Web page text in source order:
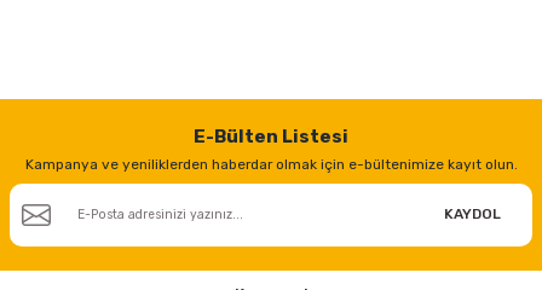
E-Bülten Listesi
Kampanya ve yeniliklerden haberdar olmak için e-bültenimize kayıt olun.
KAYDOL